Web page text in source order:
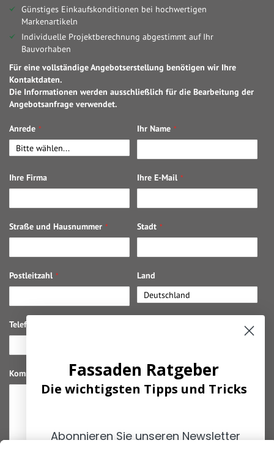
Günstiges Einkaufskonditionen bei hochwertigen
Markenartikeln
Individuelle Projektberechnung abgestimmt auf Ihr
Bauvorhaben
Für eine vollständige Angebotserstellung benötigen wir Ihre
Kontaktdaten.
Die Informationen werden ausschließlich für die Bearbeitung der
Angebotsanfrage verwendet.
Anrede Ihr Name
Ihre Firma Ihre E-Mail
Straße und Hausnummer Stadt
Postleitzahl Land
Telefon
Kommentar Fassaden Ratgeber
Die wichtigsten Tipps und Tricks
Abonnieren Sie unseren Newsletter